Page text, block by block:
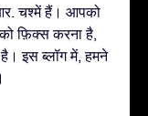
चश्में हैं। आपको
फ़िक्स करना है,
इस ब्लॉग में, हमने